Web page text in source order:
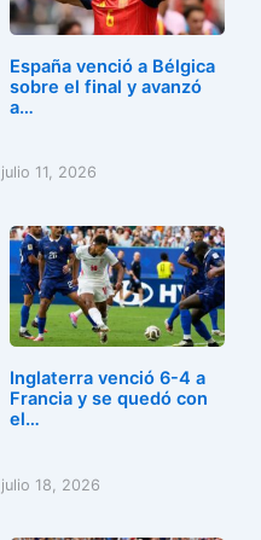
España venció a Bélgica
sobre el final y avanzó
a…
julio 11, 2026
Inglaterra venció 6-4 a
Francia y se quedó con
el…
julio 18, 2026